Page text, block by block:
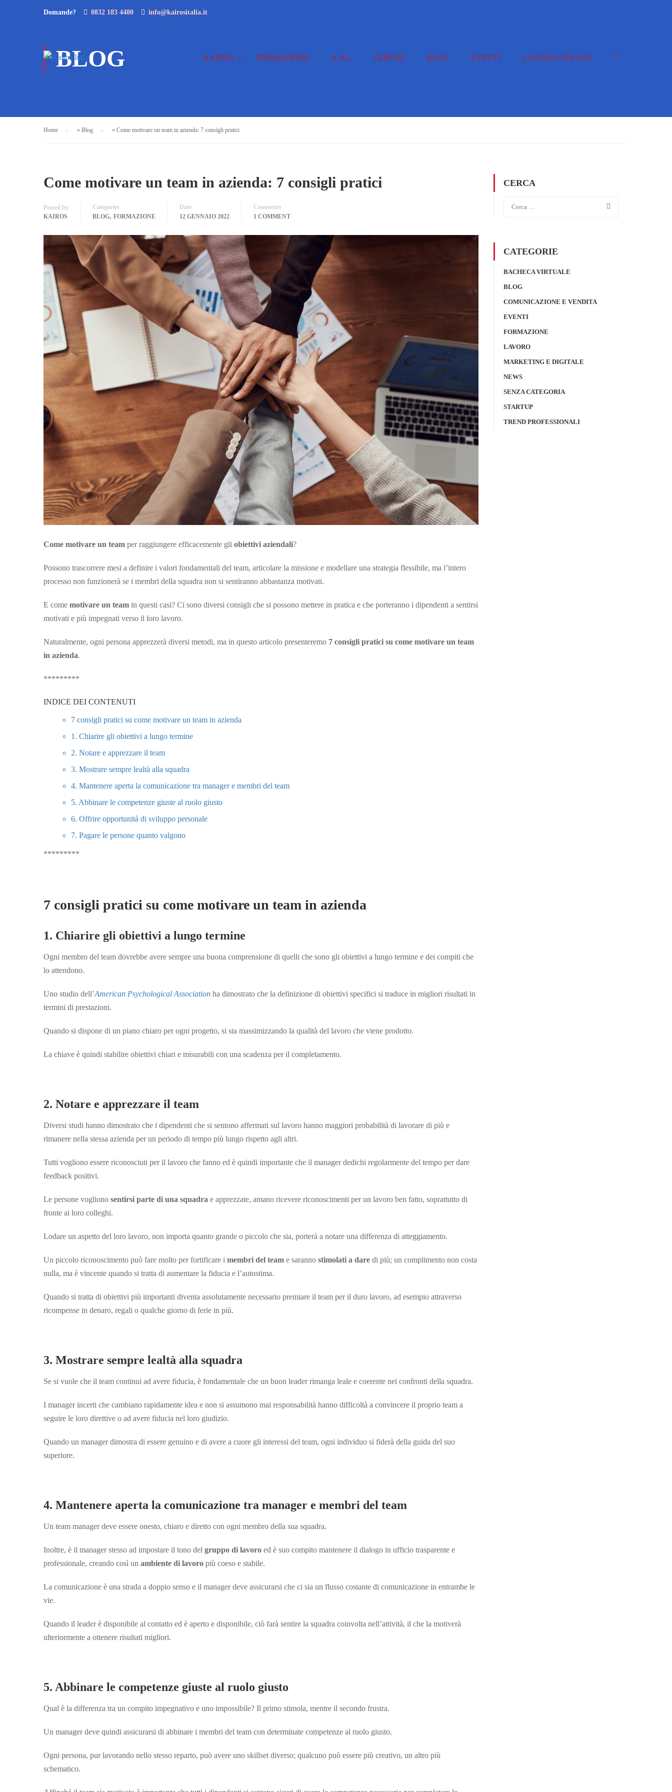
Domande? 0832 183 4480 info@kairositalia.it
KAIROS FORMAZIONE A.P.L. SERVIZI BLOG EVENTI LAVORA CON NOI
BLOG
Home » Blog » Come motivare un team in azienda: 7 consigli pratici
Come motivare un team in azienda: 7 consigli pratici
Posted by
KAIROS
Categories
BLOG, FORMAZIONE
Date
12 GENNAIO 2022
Comments
1 COMMENT
Come motivare un team per raggiungere efficacemente gli obiettivi aziendali?
Possono trascorrere mesi a definire i valori fondamentali del team, articolare la missione e modellare una strategia flessibile, ma l’intero
processo non funzionerà se i membri della squadra non si sentiranno abbastanza motivati.
E come motivare un team in questi casi? Ci sono diversi consigli che si possono mettere in pratica e che porteranno i dipendenti a sentirsi
motivati e più impegnati verso il loro lavoro.
Naturalmente, ogni persona apprezzerà diversi metodi, ma in questo articolo presenteremo 7 consigli pratici su come motivare un team
in azienda.
*********
INDICE DEI CONTENUTI
7 consigli pratici su come motivare un team in azienda
1. Chiarire gli obiettivi a lungo termine
2. Notare e apprezzare il team
3. Mostrare sempre lealtà alla squadra
4. Mantenere aperta la comunicazione tra manager e membri del team
5. Abbinare le competenze giuste al ruolo giusto
6. Offrire opportunità di sviluppo personale
7. Pagare le persone quanto valgono
*********
7 consigli pratici su come motivare un team in azienda
1. Chiarire gli obiettivi a lungo termine
Ogni membro del team dovrebbe avere sempre una buona comprensione di quelli che sono gli obiettivi a lungo termine e dei compiti che
lo attendono.
Uno studio dell’American Psychological Association ha dimostrato che la definizione di obiettivi specifici si traduce in migliori risultati in
termini di prestazioni.
Quando si dispone di un piano chiaro per ogni progetto, si sta massimizzando la qualità del lavoro che viene prodotto.
La chiave è quindi stabilire obiettivi chiari e misurabili con una scadenza per il completamento.
2. Notare e apprezzare il team
Diversi studi hanno dimostrato che i dipendenti che si sentono affermati sul lavoro hanno maggiori probabilità di lavorare di più e
rimanere nella stessa azienda per un periodo di tempo più lungo rispetto agli altri.
Tutti vogliono essere riconosciuti per il lavoro che fanno ed è quindi importante che il manager dedichi regolarmente del tempo per dare
feedback positivi.
Le persone vogliono sentirsi parte di una squadra e apprezzate, amano ricevere riconoscimenti per un lavoro ben fatto, soprattutto di
fronte ai loro colleghi.
Lodare un aspetto del loro lavoro, non importa quanto grande o piccolo che sia, porterà a notare una differenza di atteggiamento.
Un piccolo riconoscimento può fare molto per fortificare i membri del team e saranno stimolati a dare di più; un complimento non costa
nulla, ma è vincente quando si tratta di aumentare la fiducia e l’autostima.
Quando si tratta di obiettivi più importanti diventa assolutamente necessario premiare il team per il duro lavoro, ad esempio attraverso
ricompense in denaro, regali o qualche giorno di ferie in più.
3. Mostrare sempre lealtà alla squadra
Se si vuole che il team continui ad avere fiducia, è fondamentale che un buon leader rimanga leale e coerente nei confronti della squadra.
I manager incerti che cambiano rapidamente idea e non si assumono mai responsabilità hanno difficoltà a convincere il proprio team a
seguire le loro direttive o ad avere fiducia nel loro giudizio.
Quando un manager dimostra di essere genuino e di avere a cuore gli interessi del team, ogni individuo si fiderà della guida del suo
superiore.
4. Mantenere aperta la comunicazione tra manager e membri del team
Un team manager deve essere onesto, chiaro e diretto con ogni membro della sua squadra.
Inoltre, è il manager stesso ad impostare il tono del gruppo di lavoro ed è suo compito mantenere il dialogo in ufficio trasparente e
professionale, creando così un ambiente di lavoro più coeso e stabile.
La comunicazione è una strada a doppio senso e il manager deve assicurarsi che ci sia un flusso costante di comunicazione in entrambe le
vie.
Quando il leader è disponibile al contatto ed è aperto e disponibile, ciò farà sentire la squadra coinvolta nell’attività, il che la motiverà
ulteriormente a ottenere risultati migliori.
5. Abbinare le competenze giuste al ruolo giusto
Qual è la differenza tra un compito impegnativo e uno impossibile? Il primo stimola, mentre il secondo frustra.
Un manager deve quindi assicurarsi di abbinare i membri del team con determinate competenze al ruolo giusto.
Ogni persona, pur lavorando nello stesso reparto, può avere uno skillset diverso; qualcuno può essere più creativo, un altro più
schematico.
CERCA
CATEGORIE
BACHECA VIRTUALE
BLOG
COMUNICAZIONE E VENDITA
EVENTI
FORMAZIONE
LAVORO
MARKETING E DIGITALE
NEWS
SENZA CATEGORIA
STARTUP
TREND PROFESSIONALI